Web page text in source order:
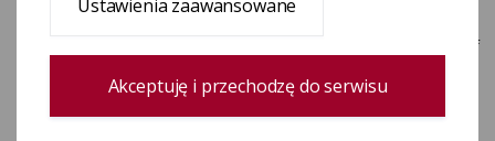
A_Jp_2_informacja_o_wydatkach_wyb._uzupel_senat_Pila_2011.pdf
poniesionych na przygotowanie i przeprowadzenie wyborów
uzupełniających do Senatu Rzeczypospolitej Polskiej w dniu 6
lutego 2011 r.]
Ustawienia zaawansowane
Akceptuję i przechodzę do serwisu